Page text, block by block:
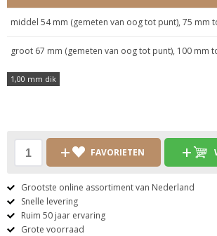
middel 54 mm (gemeten van oog tot punt), 75 mm
groot 67 mm (gemeten van oog tot punt), 100 mm
1,00 mm dik
FAVORIETEN
Grootste online assortiment van Nederland
Snelle levering
Ruim 50 jaar ervaring
Grote voorraad